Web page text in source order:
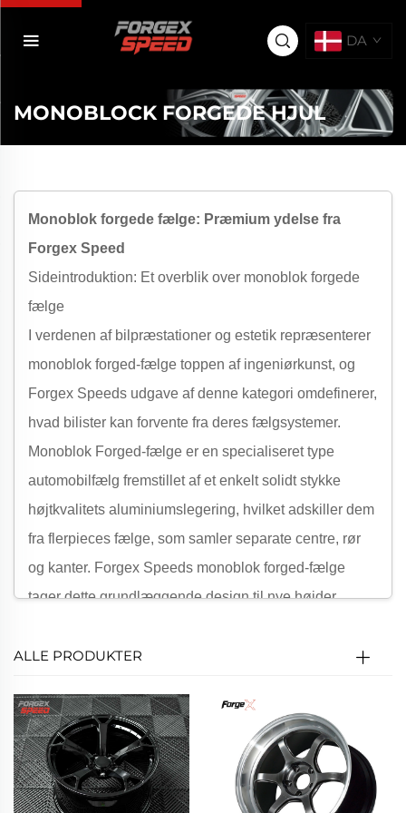
DA
MONOBLOCK FORGEDE HJUL
Monoblok forgede fælge: Præmium ydelse fra
Forgex Speed
Sideintroduktion: Et overblik over monoblok forgede
fælge
I verdenen af bilpræstationer og estetik repræsenterer
monoblok forged-fælge toppen af ingeniørkunst, og
Forgex Speeds udgave af denne kategori omdefinerer,
hvad bilister kan forvente fra deres fælgsystemer.
Monoblok Forged-fælge er en specialiseret type
automobilfælg fremstillet af et enkelt solidt stykke
højtkvalitets aluminiumslegering, hvilket adskiller dem
fra flerpieces fælge, som samler separate centre, rør
og kanter. Forgex Speeds monoblok forged-fælge
tager dette grundlæggende design til nye højder
forging-proces og anvendelsen af premium 6061-T6
produktionsvalg – det er et løfte om at levere fælge,
der balancerer urokkelig styrke, nedsat vægt og
præcis pasform, hvilket gør dem ideelle til
ydelsesorienterede opbygninger, daglig kørsel i
ALLE PRODUKTER